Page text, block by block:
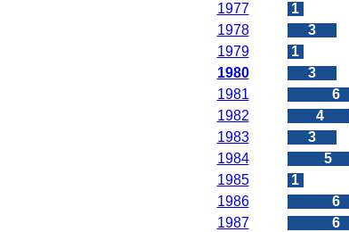
1977
1
1978
3
1979
1
1980
3
1981
6
1982
4
1983
3
1984
5
1985
1
1986
6
1987
6